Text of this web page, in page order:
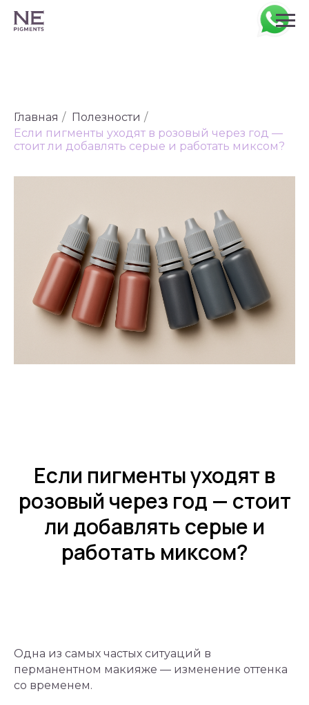
Главная / Полезности /
Если пигменты уходят в розовый через год —
стоит ли добавлять серые и работать миксом?
Если пигменты уходят в
розовый через год — стоит
ли добавлять серые и
работать миксом?
Одна из самых частых ситуаций в
перманентном макияже — изменение оттенка
со временем.